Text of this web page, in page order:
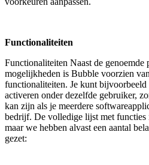
Functionaliteiten
Functionaliteiten Naast de genoemde
mogelijkheden is Bubble voorzien
functionaliteiten. Je kunt
activeren onder dezelfde gebruiker,
kan zijn als je meerdere
bedrijf. De volledige lijst met functies
maar we hebben alvast een aantal
gezet: